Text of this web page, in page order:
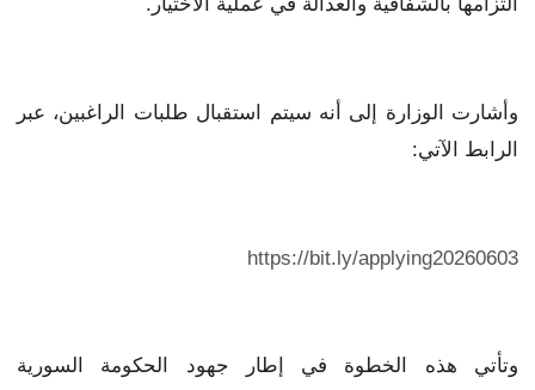
وأشارت الوزارة إلى أنه سيتم استقبال طلبات الراغبين، عبر
الرابط الآتي:
https://bit.ly/applying20260603
وتأتي هذه الخطوة في إطار جهود الحكومة السورية